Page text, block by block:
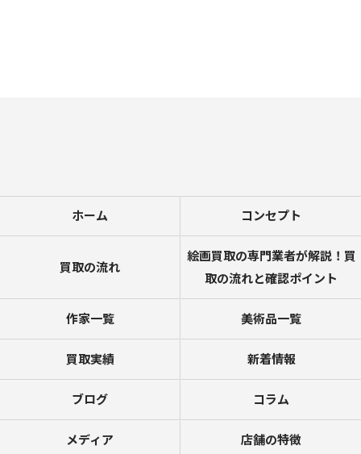
ホーム コンセプト
買取の流れ
絵画買取の専門業者が解説！買
取の流れと確認ポイント
作家一覧 美術品一覧
買取実績 新着情報
ブログ コラム
メディア 店舗の特徴